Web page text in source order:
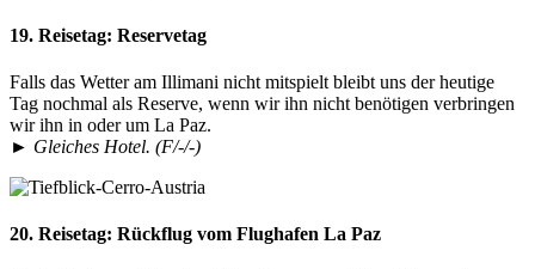
19. Reisetag: Reservetag
Falls das Wetter am Illimani nicht mitspielt bleibt uns der heutige
Tag nochmal als Reserve, wenn wir ihn nicht benötigen verbringen
wir ihn in oder um La Paz.
► Gleiches Hotel. (F/-/-)
20. Reisetag: Rückflug vom Flughafen La Paz